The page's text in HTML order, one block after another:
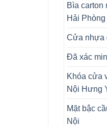
Bìa carton
Hải Phòng
Cửa nhựa
Đã xác
Khóa cửa
Nội Hưng
Mặt bậc
Nội